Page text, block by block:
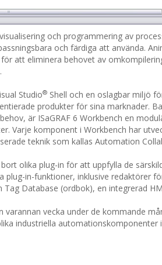
och programmering av
och färdiga att använda.
att eliminera behovet av
Studio® Shell och en oslagbar miljö
produkter för sina marknader.
är ISaGRAF 6 Workbench en
Varje komponent i Workbench har
teknik som kallas Automation
olika plug-in för att uppfylla de
plug-in-funktioner, inklusive redaktörer
Database (ordbok), en integrerad
varannan vecka under de kommande
industriella